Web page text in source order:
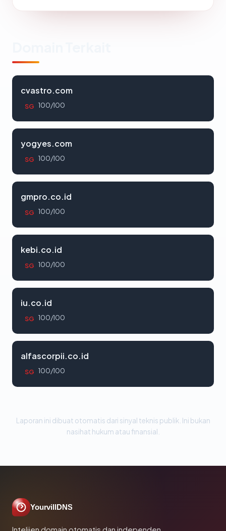
cvastro.com
SG 100/100
yogyes.com
SG 100/100
gmpro.co.id
SG 100/100
kebi.co.id
SG 100/100
iu.co.id
SG 100/100
alfascorpii.co.id
SG 100/100
Laporan ini dibuat otomatis dari sinyal teknis publik. Ini bukan
nasihat hukum atau finansial.
YourvillDNS